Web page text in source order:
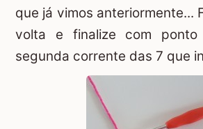
que já vimos anteriormente...
volta e finalize com ponto
segunda corrente das 7 que